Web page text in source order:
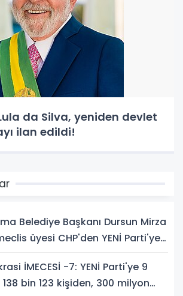
da Silva, yeniden devlet
ilan edildi!
Belediye Başkanı Dursun Mirza
üyesi CHP'den YENİ Parti'ye
İMECESİ -7: YENİ Parti'ye 9
bin 123 kişiden, 300 milyon